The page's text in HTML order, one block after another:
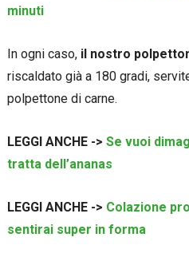
minuti
In ogni caso, il nostro
riscaldato già a 180 gradi,
polpettone di carne.
LEGGI ANCHE -> Se vuoi
tratta dell’ananas
LEGGI ANCHE -> Colazione
sentirai super in forma